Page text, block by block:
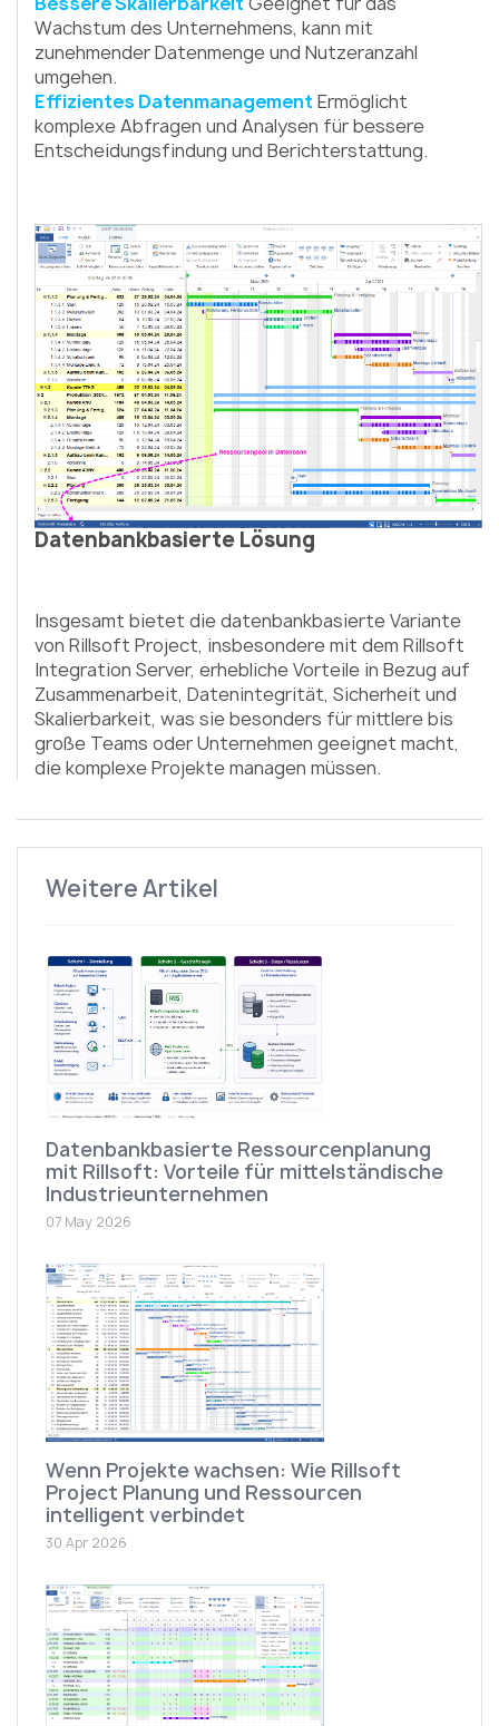
Wachstum des Unternehmens, kann mit
zunehmender Datenmenge und Nutzeranzahl
umgehen.
Effizientes Datenmanagement Ermöglicht
komplexe Abfragen und Analysen für bessere
Entscheidungsfindung und Berichterstattung.
Datenbankbasierte Lösung
Insgesamt bietet die datenbankbasierte Variante
von Rillsoft Project, insbesondere mit dem Rillsoft
Integration Server, erhebliche Vorteile in Bezug auf
Zusammenarbeit, Datenintegrität, Sicherheit und
Skalierbarkeit, was sie besonders für mittlere bis
große Teams oder Unternehmen geeignet macht,
die komplexe Projekte managen müssen.
Weitere Artikel
Datenbankbasierte Ressourcenplanung
mit Rillsoft: Vorteile für mittelständische
Industrieunternehmen
07 May 2026
Wenn Projekte wachsen: Wie Rillsoft
Project Planung und Ressourcen
intelligent verbindet
30 Apr 2026